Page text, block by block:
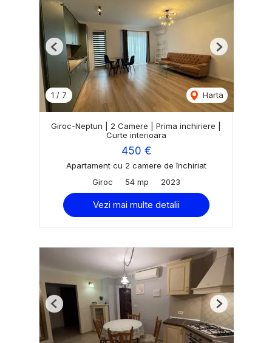
1 / 7 Harta
Previous Next
Giroc-Neptun | 2 Camere | Prima inchiriere |
Curte interioara
450 €
Apartament cu 2 camere de închiriat
Giroc
54 mp 2023
Vezi mai multe detalii
Previous Next